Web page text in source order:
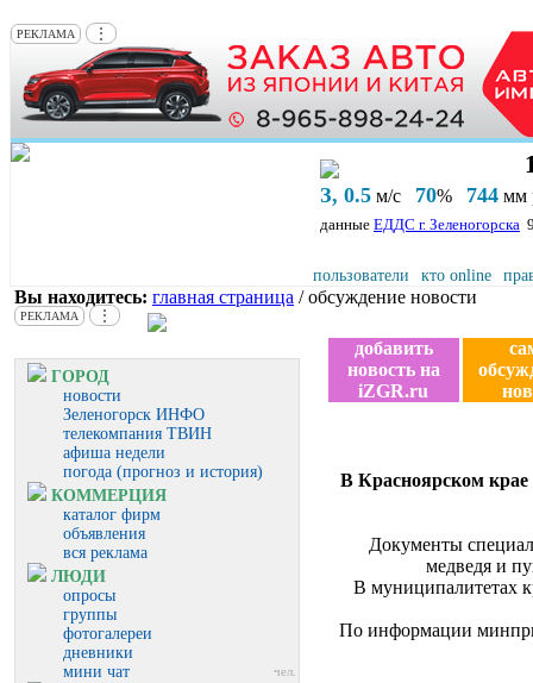
РЕКЛАМА ⋮
З, 0.5 м/с 70% 744 мм
данные ЕДДС г. Зеленогорска
пользователи кто online
Вы находитесь: главная страница / обсуждение новости
РЕКЛАМА ⋮
ГОРОД
новости
Зеленогорск ИНФО
телекомпания ТВИН
афиша недели
погода (прогноз и история)
КОММЕРЦИЯ
каталог фирм
объявления
вся реклама
ЛЮДИ
опросы
группы
фотогалереи
дневники
мини чат
чел.
добавить
новость на
iZGR.ru
В Красноярском крае
Документы
медведя и
В муниципалитетах
По информации